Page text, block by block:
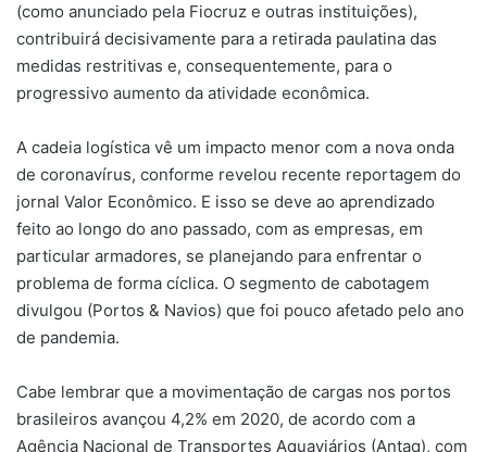
(como anunciado pela Fiocruz e outras instituições),
contribuirá decisivamente para a retirada paulatina das
medidas restritivas e, consequentemente, para o
progressivo aumento da atividade econômica.
A cadeia logística vê um impacto menor com a nova onda
de coronavírus, conforme revelou recente reportagem do
jornal Valor Econômico. E isso se deve ao aprendizado
feito ao longo do ano passado, com as empresas, em
particular armadores, se planejando para enfrentar o
problema de forma cíclica. O segmento de cabotagem
divulgou (Portos & Navios) que foi pouco afetado pelo ano
de pandemia.
Cabe lembrar que a movimentação de cargas nos portos
brasileiros avançou 4,2% em 2020, de acordo com a
Agência Nacional de Transportes Aquaviários (Antaq), com